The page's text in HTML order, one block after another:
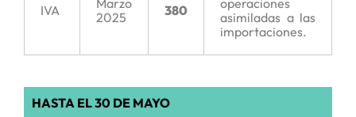
IVA
Marzo
2025
380
operaciones
asimiladas a las
importaciones.
HASTA EL 30 DE MAYO